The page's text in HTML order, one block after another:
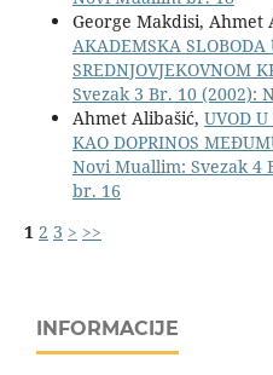
George Makdisi, Ahmet
AKADEMSKA
SREDNJOVJEKOVNOM
Svezak 3 Br. 10 (2002):
Ahmet Alibašić, UVOD U
KAO DOPRINOS
Novi Muallim: Svezak 4
br. 16
1 2 3 > >>
INFORMACIJE